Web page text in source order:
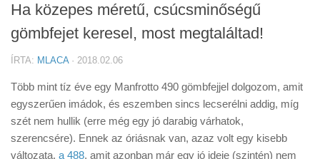
Cikkek
Szoftver
Tudástár
Tanácsok
Érdekességek
Ha közepes méretű, csúcsminőségű
gömbfejet keresel, most megtaláltad!
ÍRTA: MLACA· 2018.02.06
Több mint tíz éve egy Manfrotto 490 gömbfejjel dolgozom, amit
egyszerűen imádok, és eszemben sincs lecserélni addig, míg
szét nem hullik (erre még egy jó darabig várhatok,
szerencsére). Ennek az óriásnak van, azaz volt egy kisebb
változata, a 488, amit azonban már egy jó ideje (szintén) nem